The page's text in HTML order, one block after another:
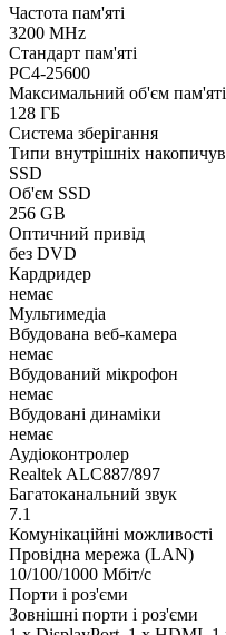
Частота пам'яті
3200 MHz
Стандарт пам'яті
PC4-25600
Максимальний об'єм пам'яті
128 ГБ
Система зберігання
Типи внутрішніх
SSD
Об'єм SSD
256 GB
Оптичний привід
без DVD
Кардридер
немає
Мультимедіа
Вбудована веб-камера
немає
Вбудований мікрофон
немає
Вбудовані динаміки
немає
Аудіоконтролер
Realtek ALC887/897
Багатоканальний звук
7.1
Комунікаційні можливості
Провідна мережа (LAN)
10/100/1000 Мбіт/с
Порти і роз'єми
Зовнішні порти і роз'єми